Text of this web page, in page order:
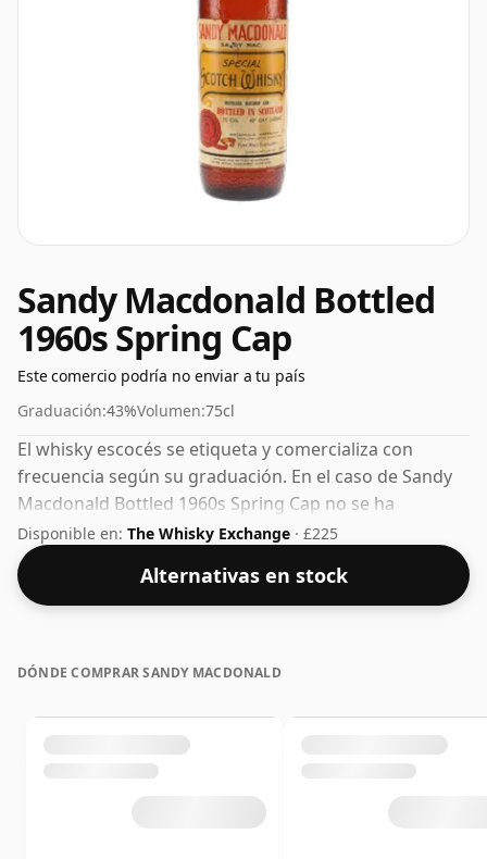
Sandy Macdonald Bottled
1960s Spring Cap
Este comercio podría no enviar a tu país
Graduación:43%Volumen:75cl
El whisky escocés se etiqueta y comercializa con
frecuencia según su graduación. En el caso de Sandy
Macdonald Bottled 1960s Spring Cap no se ha
declarado edad. Embotellado con una graduación
ideal para beber del 43%, el nivel perfecto para
disfrutar de la textura y la sensación en boca del
espirituoso.
Disponible en: The Whisky Exchange · £225
Alternativas en stock
DÓNDE COMPRAR SANDY MACDONALD